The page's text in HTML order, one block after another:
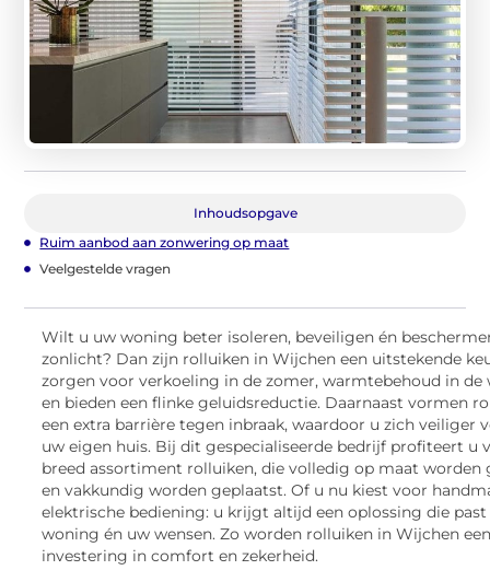
Inhoudsopgave
Ruim aanbod aan zonwering op maat
Veelgestelde vragen
Wilt u uw woning beter isoleren, beveiligen én
zonlicht? Dan zijn rolluiken in Wijchen een uitstekende
zorgen voor verkoeling in de zomer, warmtebehoud in de
en bieden een flinke geluidsreductie. Daarnaast vormen
een extra barrière tegen inbraak, waardoor u zich veiliger
uw eigen huis. Bij dit gespecialiseerde bedrijf profiteert u
breed assortiment rolluiken, die volledig op maat worden
en vakkundig worden geplaatst. Of u nu kiest voor
elektrische bediening: u krijgt altijd een oplossing die
woning én uw wensen. Zo worden rolluiken in Wijchen
investering in comfort en zekerheid.